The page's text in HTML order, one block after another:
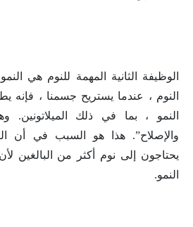
الوظيفة الثانية المهمة للنوم هي
النوم ، عندما يستريح جسمنا ، فإنه
النمو ، بما في ذلك الميلاتونين.
والإصلاح”. هذا هو السبب في أن
يحتاجون إلى نوم أكثر من البالغين
النمو.